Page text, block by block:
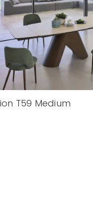
T59 Medium